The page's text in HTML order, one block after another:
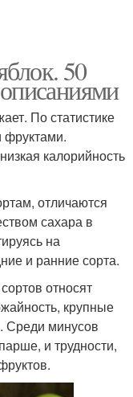
50
По статистике
калорийность
отличаются
сахара в
на
и ранние сорта.
относят
крупные
Среди минусов
и трудности,